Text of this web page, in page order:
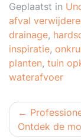
Geplaatst in
afval
drainage,
inspiratie,
planten, tuin
waterafvoer
Ontdek de